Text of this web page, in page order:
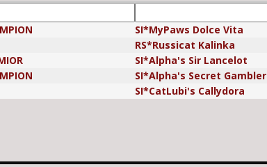
SI*MyPaws Dolce Vita
RS*Russicat Kalinka
SI*Alpha's Sir Lancelot
SI*Alpha's Secret Gambler
SI*CatLubi's Callydora